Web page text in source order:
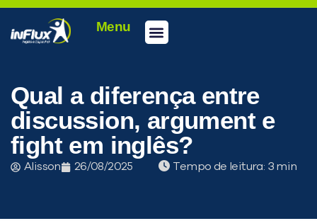
Menu
Qual a diferença entre
discussion, argument e
fight em inglês?
Alisson 26/08/2025 Tempo de leitura: